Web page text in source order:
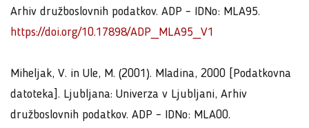
Arhiv družboslovnih podatkov. ADP – IDNo: MLA95.
https://doi.org/10.17898/ADP_MLA95_V1
Miheljak, V. in Ule, M. (2001). Mladina, 2000 [Podatkovna
datoteka]. Ljubljana: Univerza v Ljubljani, Arhiv
družboslovnih podatkov. ADP – IDNo: MLA00.